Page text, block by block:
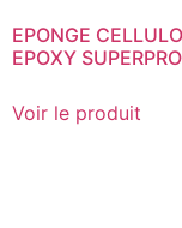
EPONGE
EPOXY SUPERPRO
Voir le produit